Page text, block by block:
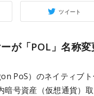
ツイート
が「POL」名称
PoS）のネイティブト
暗号資産（仮想通貨）